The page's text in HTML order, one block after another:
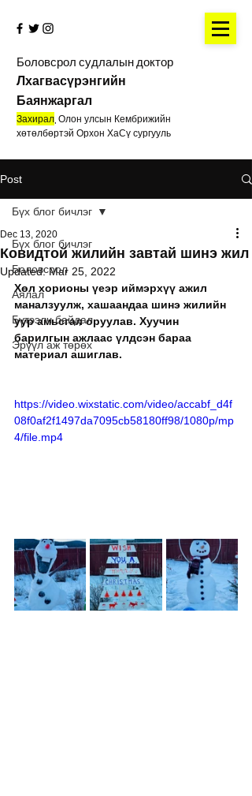
Боловсрол судлалын доктор
Лхагвасүрэнгийн
Баянжаргал
Захирал Олон улсын Кембрижийн
хөтөлбөртэй Орхон ХаСү сургууль
Post
Бүх блог бичлэг
Боловсрол
Аялал
Бүтээлч байдал
Эрүүл аж төрөх
Бүх блог бичлэг
Ковидтой жилийн завтай шинэ жил
Dec 13, 2020
Updated:Mar 25, 2022
Хөл хорионы үеэр иймэрхүү ажил
маналзуулж, хашаандаа шинэ жилийн
уур амьсгал оруулав. Хуучин
барилгын ажлаас үлдсэн бараа
материал ашиглав.
https://video.wixstatic.com/video/accabf_d4f
08f0af2f1497da7095cb58180ff98/1080p/mp
4/file.mp4